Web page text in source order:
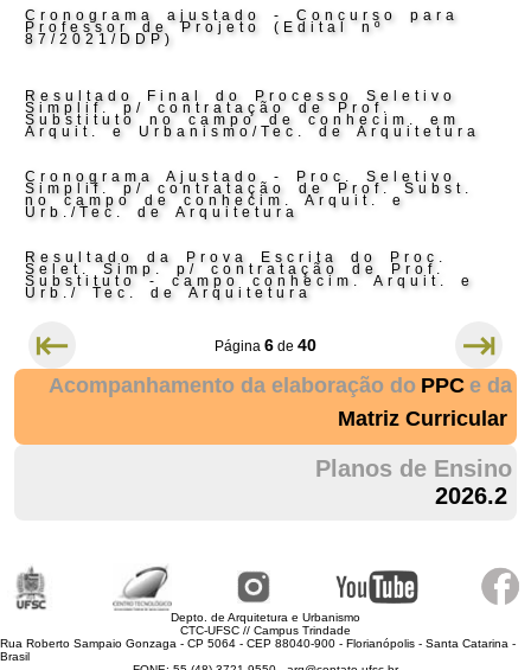
Cronograma ajustado - Concurso para
Professor de Projeto (Edital nº
87/2021/DDP)
Resultado Final do Processo Seletivo
Simplif. p/ contratação de Prof.
Substituto no campo de conhecim. em
Arquit. e Urbanismo/Tec. de Arquitetura
Cronograma Ajustado - Proc. Seletivo
Simplif. p/ contratação de Prof. Subst.
no campo de conhecim. Arquit. e
Urb./Tec. de Arquitetura
Resultado da Prova Escrita do Proc.
Selet. Simp. p/ contratação de Prof.
Substituto - campo conhecim. Arquit. e
Urb./ Tec. de Arquitetura
⇤ Página 6 de 40 ⇥
Acompanhamento da elaboração do PPC e da
Matriz Curricular
Planos de Ensino
2026.2
Depto. de Arquitetura e Urbanismo
CTC-UFSC // Campus Trindade
Rua Roberto Sampaio Gonzaga - CP 5064 - CEP 88040-900 - Florianópolis - Santa Catarina -
Brasil